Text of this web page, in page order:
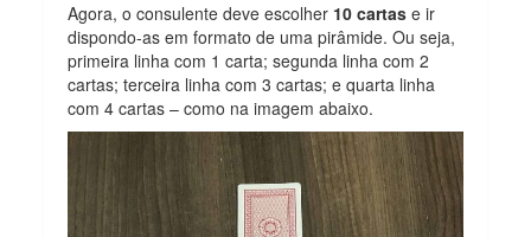
Agora, o consulente deve escolher 10 cartas e ir
dispondo-as em formato de uma pirâmide. Ou seja,
primeira linha com 1 carta; segunda linha com 2
cartas; terceira linha com 3 cartas; e quarta linha
com 4 cartas – como na imagem abaixo.